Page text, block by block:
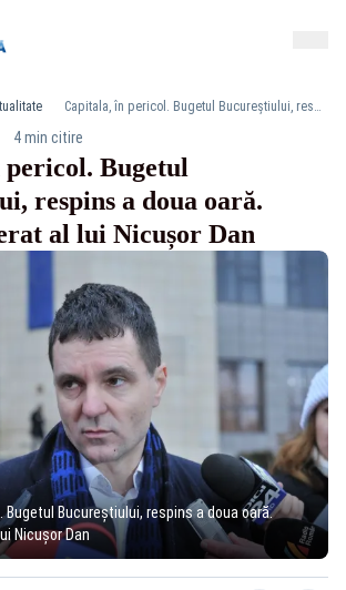
Capitala, în pericol. Bugetul Bucureștiului, respins a doua oară. Apelul disperat al lui Nicușor Dan
4 min citire
Bugetul
respins a doua oară.
al lui Nicușor Dan
Bugetul Bucureștiului, respins a doua oară.
Nicușor Dan